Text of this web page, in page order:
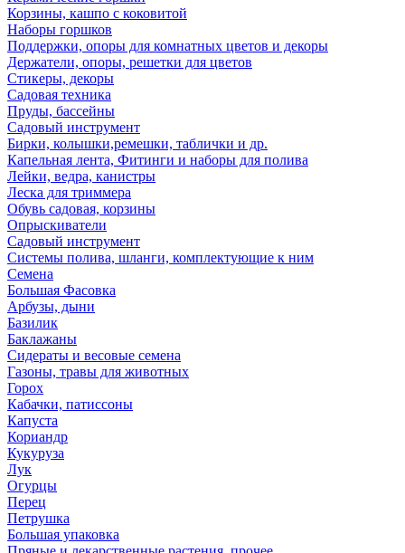
Корзины, кашпо с коковитой
Наборы горшков
Поддержки, опоры для комнатных цветов и декоры
Держатели, опоры, решетки для цветов
Стикеры, декоры
Садовая техника
Пруды, бассейны
Садовый инструмент
Бирки, колышки,ремешки, таблички и др.
Капельная лента, Фитинги и наборы для полива
Лейки, ведра, канистры
Леска для триммера
Обувь садовая, корзины
Опрыскиватели
Садовый инструмент
Системы полива, шланги, комплектующие к ним
Семена
Большая Фасовка
Арбузы, дыни
Базилик
Баклажаны
Сидераты и весовые семена
Газоны, травы для животных
Горох
Кабачки, патиссоны
Капуста
Кориандр
Кукуруза
Лук
Огурцы
Перец
Петрушка
Большая упаковка